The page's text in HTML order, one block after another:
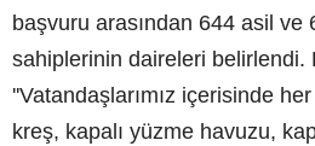
başvuru arasından 644 asil ve
sahiplerinin daireleri belirlendi.
''Vatandaşlarımız içerisinde
kreş, kapalı yüzme havuzu,